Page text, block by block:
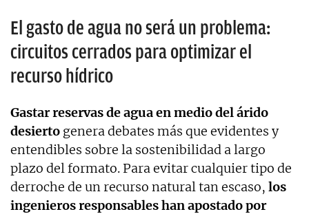
El gasto de agua no será un problema:
circuitos cerrados para optimizar el
recurso hídrico
Gastar reservas de agua en medio del árido
desierto genera debates más que evidentes y
entendibles sobre la sostenibilidad a largo
plazo del formato. Para evitar cualquier tipo de
derroche de un recurso natural tan escaso, los
ingenieros responsables han apostado por